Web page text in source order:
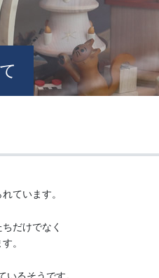
ています。
だけでなく
。